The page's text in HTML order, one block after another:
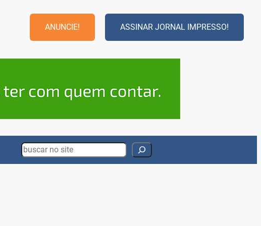
ANUNCIE! ASSINAR JORNAL IMPRESSO!
Search